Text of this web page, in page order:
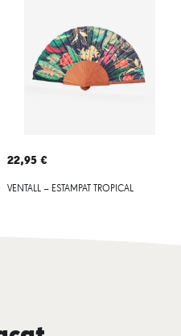
22,95 €
VENTALL – ESTAMPAT TROPICAL